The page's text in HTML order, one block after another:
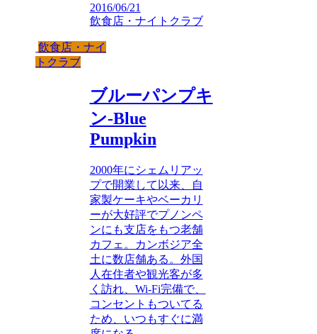
2016/06/21
飲食店・ナイトクラブ
飲食店・ナイ
トクラブ
ブルーパンプキ
ン-Blue
Pumpkin
2000年にシェムリアッ
プで開業して以来、自
家製ケーキやベーカリ
ーが大好評でプノンペ
ンにも支店をもつ老舗
カフェ。カンボジア全
土に数店舗ある。外国
人在住者や観光客が多
く訪れ、Wi-Fi完備で、
コンセントもついてる
ため、いつもすぐに満